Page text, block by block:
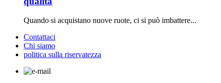
Quando si acquistano nuove ruote, ci si può imbattere...
Contattaci
Chi siamo
politica sulla riservatezza